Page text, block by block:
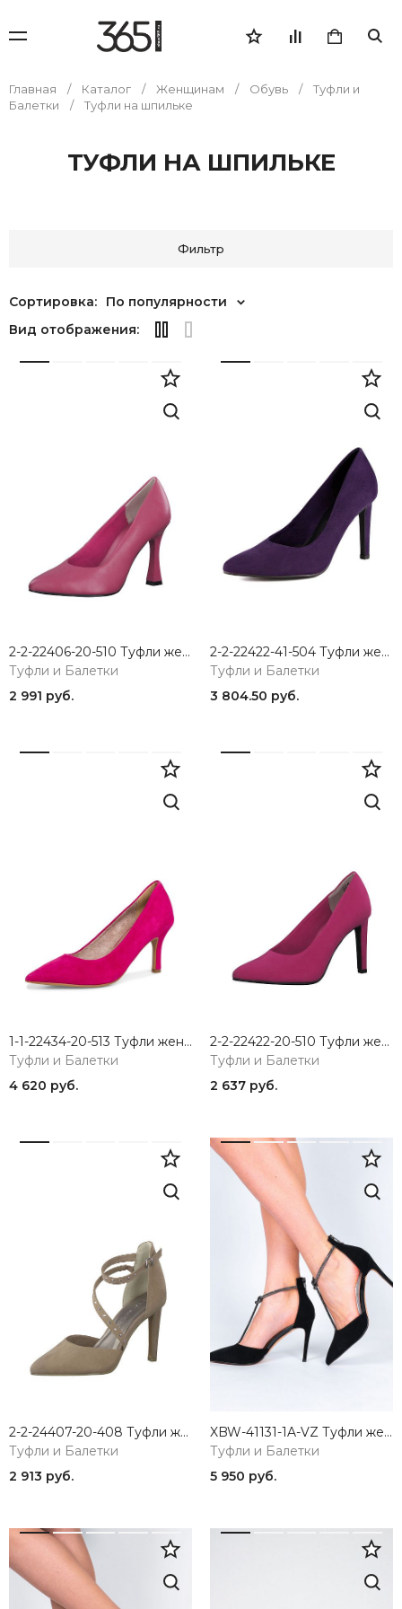
Главная Каталог Женщинам Обувь
Туфли и
Балетки
Туфли на шпильке
ТУФЛИ НА ШПИЛЬКЕ
Фильтр
Сортировка:
По популярности
Вид отображения:
2-2-22406-20-510 Туфли женские Marco Tozzi
Туфли и Балетки
2 991 руб.
2-2-22422-41-504 Туфли женские Marco Tozzi
Туфли и Балетки
3 804.50 руб.
1-1-22434-20-513 Туфли женские Tamaris
Туфли и Балетки
4 620 руб.
2-2-22422-20-510 Туфли женские Marco Tozzi
Туфли и Балетки
2 637 руб.
2-2-24407-20-408 Туфли женские Marco Tozzi
Туфли и Балетки
2 913 руб.
XBW-41131-1A-VZ Туфли женские Madella
Туфли и Балетки
5 950 руб.